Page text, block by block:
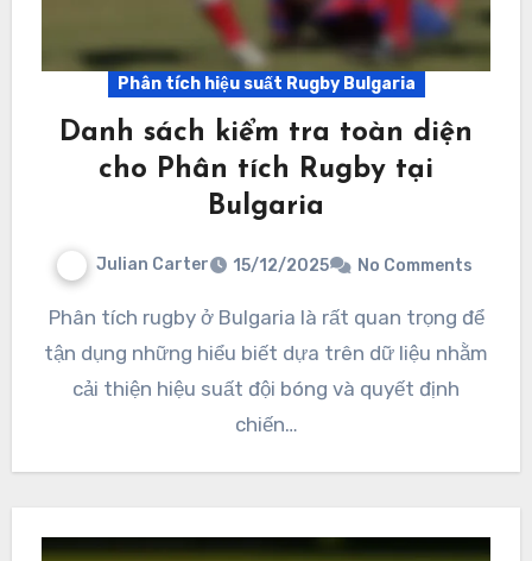
Phân tích hiệu suất Rugby Bulgaria
Danh sách kiểm tra toàn diện
cho Phân tích Rugby tại
Bulgaria
Julian Carter 15/12/2025 No Comments
Phân tích rugby ở Bulgaria là rất quan trọng để
tận dụng những hiểu biết dựa trên dữ liệu nhằm
cải thiện hiệu suất đội bóng và quyết định
chiến…